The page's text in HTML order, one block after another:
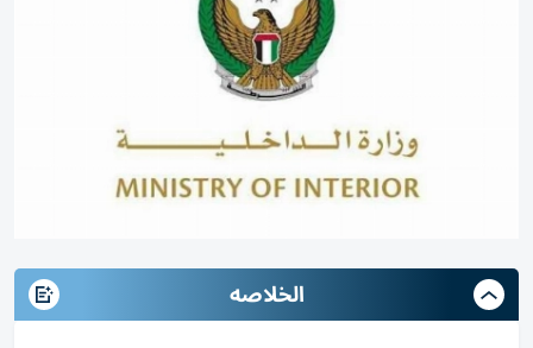
الخلاصه